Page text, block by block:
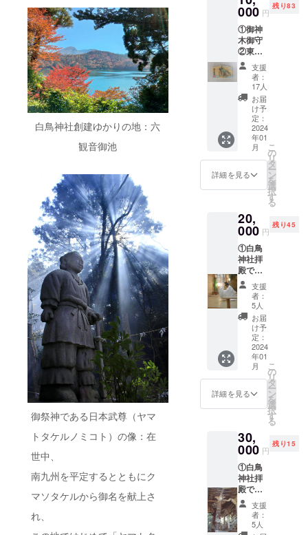
白鳥神社創建ゆかりの地：六
観音御池
御祭神である日本武尊（ヤマ
トタケルノミコト）の像：在
世中、
南九州を平定するとともにク
マソタケルから御名を献上さ
れ、
のため
変更い
たしま
す。）
名板の
掲載期
間：10
年間
記名板
サイ
ズ：タ
28cm×
ヨコ
5cm ご
支援の
際に掲
載を希
望され
るお名
可）を
備考欄
にご記
入くだ
さい。
掲載を
希望し
ない場
合は、
「掲載
不要」
とご記
入くだ
さい。
芳名板
の御記
名した
ます。
返礼品
は全て
郵送さ
せてい
ただき
ます。
000 円
残り83
①御神
木御守
②東大
寺狹川
長老の
手書き
複製絵
馬 ③宮
司から
の御礼
状 ④衛
守杉御
朱印 ⑤
本プロ
ジェク
ト報告
は全て
郵送さ
せてい
ただき
ます。
支援
者：
17人
お届
け予
定：
2024
年01
月
詳細を見る
こ
の
リ
タ
ー
ン
を
選
択
す
る
20,
000 円
残り45
①白鳥
神社拝
殿での
正式参
拝また
は御祈
願の無
料御招
待券 ②
本殿横
（御神
木近
く）の
芳名板
へのご
記名
年間）
③御神
木御守
及び東
大寺狹
川長老
の手書
き複製
絵馬 ④
支援
者：
5人
お届
け予
定：
2024
年01
月
詳細を見る
こ
の
リ
タ
ー
ン
を
選
択
す
る
30,
000 円
残り15
①白鳥
神社拝
殿での
正式参
拝また
は御祈
支援
者：
5人